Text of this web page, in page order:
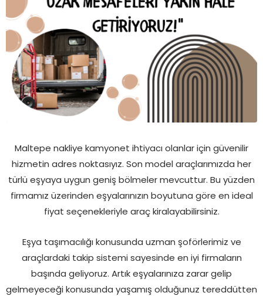
Maltepe nakliye kamyonet ihtiyacı olanlar için güvenilir
hizmetin adres noktasıyız. Son model araçlarımızda her
türlü eşyaya uygun geniş bölmeler mevcuttur. Bu yüzden
firmamız üzerinden eşyalarınızın boyutuna göre en ideal
fiyat seçenekleriyle araç kiralayabilirsiniz.
Eşya taşımacılığı konusunda uzman şoförlerimiz ve
araçlardaki takip sistemi sayesinde en iyi firmaların
başında geliyoruz. Artık eşyalarınıza zarar gelip
gelmeyeceği konusunda yaşamış olduğunuz tereddütten